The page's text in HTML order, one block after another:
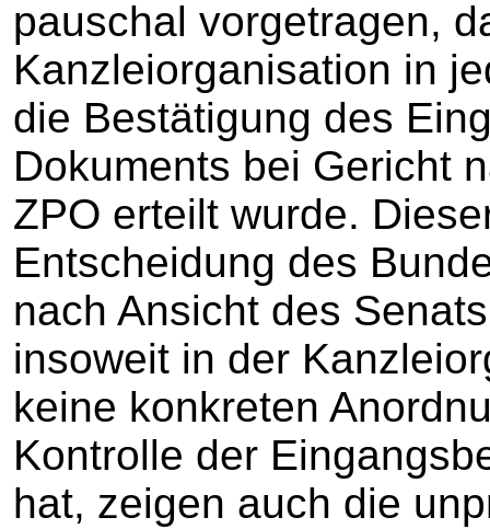
pauschal vorgetragen,
Kanzleiorganisation in
die Bestätigung des
Dokuments bei Gericht
ZPO erteilt wurde.
Entscheidung des
nach Ansicht des
insoweit in der
keine konkreten
Kontrolle der
hat, zeigen auch die